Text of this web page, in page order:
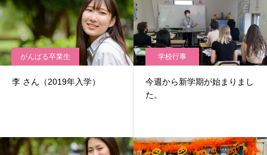
がんばる卒業生
李 さん（2019年入学）
学校行事
今週から新学期が始まりまし
た。